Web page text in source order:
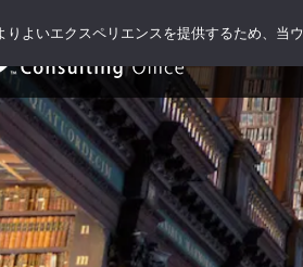
りよいエクスペリエンスを提供するため、